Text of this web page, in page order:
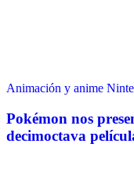
Animación y anime
Pokémon nos
decimoctava